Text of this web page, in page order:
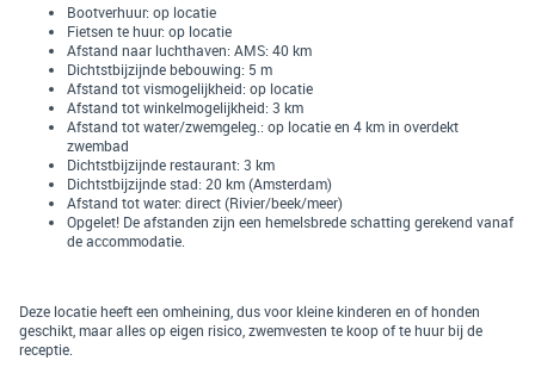
Bootverhuur: op locatie
Fietsen te huur: op locatie
Afstand naar luchthaven: AMS: 40 km
Dichtstbijzijnde bebouwing: 5 m
Afstand tot vismogelijkheid: op locatie
Afstand tot winkelmogelijkheid: 3 km
Afstand tot water/zwemgeleg.: op locatie en 4 km in overdekt
zwembad
Dichtstbijzijnde restaurant: 3 km
Dichtstbijzijnde stad: 20 km (Amsterdam)
Afstand tot water: direct (Rivier/beek/meer)
Opgelet! De afstanden zijn een hemelsbrede schatting gerekend vanaf
de accommodatie.
Deze locatie heeft een omheining, dus voor kleine kinderen en of honden
geschikt, maar alles op eigen risico, zwemvesten te koop of te huur bij de
receptie.